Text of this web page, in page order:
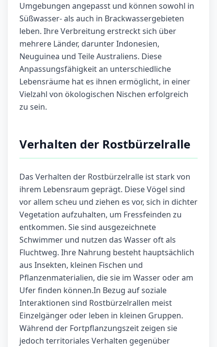
Umgebungen angepasst und können sowohl in
Süßwasser- als auch in Brackwassergebieten
leben. Ihre Verbreitung erstreckt sich über
mehrere Länder, darunter Indonesien,
Neuguinea und Teile Australiens. Diese
Anpassungsfähigkeit an unterschiedliche
Lebensräume hat es ihnen ermöglicht, in einer
Vielzahl von ökologischen Nischen erfolgreich
zu sein.
Verhalten der Rostbürzelralle
Das Verhalten der Rostbürzelralle ist stark von
ihrem Lebensraum geprägt. Diese Vögel sind
vor allem scheu und ziehen es vor, sich in dichter
Vegetation aufzuhalten, um Fressfeinden zu
entkommen. Sie sind ausgezeichnete
Schwimmer und nutzen das Wasser oft als
Fluchtweg. Ihre Nahrung besteht hauptsächlich
aus Insekten, kleinen Fischen und
Pflanzenmaterialien, die sie im Wasser oder am
Ufer finden können.In Bezug auf soziale
Interaktionen sind Rostbürzelrallen meist
Einzelgänger oder leben in kleinen Gruppen.
Während der Fortpflanzungszeit zeigen sie
jedoch territoriales Verhalten gegenüber